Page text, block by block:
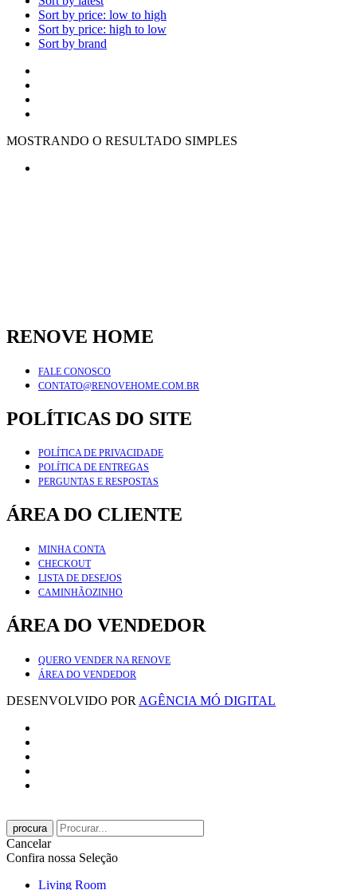
Sort by price: low to high
Sort by price: high to low
Sort by brand
MOSTRANDO O RESULTADO SIMPLES
RENOVE HOME
FALE CONOSCO
CONTATO@RENOVEHOME.COM.BR
POLÍTICAS DO SITE
POLÍTICA DE PRIVACIDADE
POLÍTICA DE ENTREGAS
PERGUNTAS E RESPOSTAS
ÁREA DO CLIENTE
MINHA CONTA
CHECKOUT
LISTA DE DESEJOS
CAMINHÃOZINHO
ÁREA DO VENDEDOR
QUERO VENDER NA RENOVE
ÁREA DO VENDEDOR
DESENVOLVIDO POR AGÊNCIA MÓ DIGITAL
procura
Cancelar
Confira nossa Seleção
Living Room